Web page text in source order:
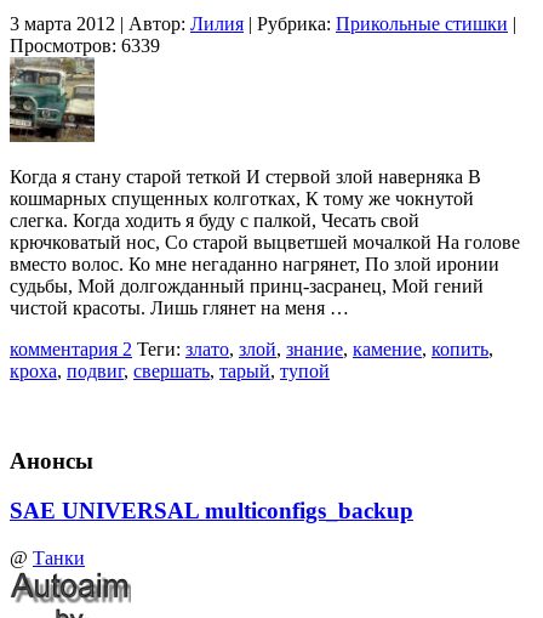
3 марта 2012 | Автор: Лилия | Рубрика: Прикольные стишки |
Просмотров: 6339
Когда я стану старой теткой И стервой злой наверняка В
кошмарных спущенных колготках, К тому же чокнутой
слегка. Когда ходить я буду с палкой, Чесать свой
крючковатый нос, Со старой выцветшей мочалкой На голове
вместо волос. Ко мне негаданно нагрянет, По злой иронии
судьбы, Мой долгожданный принц-засранец, Мой гений
чистой красоты. Лишь глянет на меня …
комментария 2 Теги: злато, злой, знание, камение, копить,
кроха, подвиг, свершать, тарый, тупой
Анонсы
SAE UNIVERSAL multiconfigs_backup
@ Танки